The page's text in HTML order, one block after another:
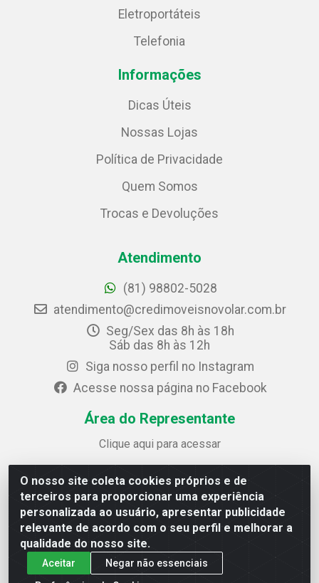
O nosso site coleta cookies próprios e de
terceiros para proporcionar uma experiência
personalizada ao usuário, apresentar publicidade
relevante de acordo com o seu perfil e melhorar a
qualidade do nosso site.
Aceitar
Negar não essenciais
Eletroportáteis
Telefonia
Informações
Dicas Úteis
Nossas Lojas
Política de Privacidade
Quem Somos
Trocas e Devoluções
Atendimento
(81) 98802-5028
atendimento@credimoveisnovolar.com.br
Seg/Sex das 8h às 18h
Sáb das 8h às 12h
Siga nosso perfil no Instagram
Acesse nossa página no Facebook
Área do Representante
Clique aqui para acessar
Credimóveis Novolar Ltda
Rua José Alves Bezerra, 430 - Prazeres - Jaboatão dos
Guararapes / PE - CEP 54.325-610
CNPJ: 09.930.165/0013-70